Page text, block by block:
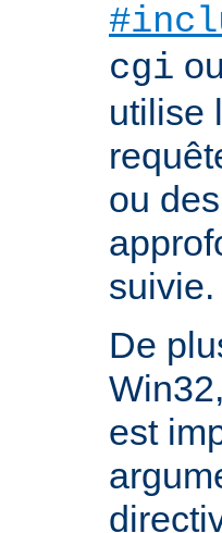
cgi ou
utilise
ou
suivie.
De
est